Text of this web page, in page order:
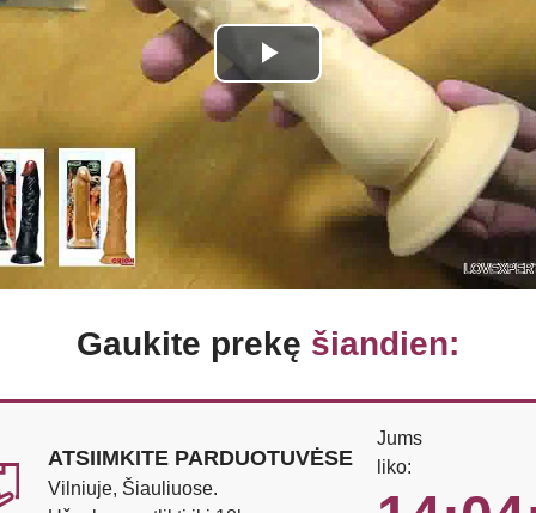
Play
Video
Gaukite prekę šiandien:
ATSIIMKITE PARDUOTUVĖSE
Vilniuje, Šiauliuose.
Jums
liko: